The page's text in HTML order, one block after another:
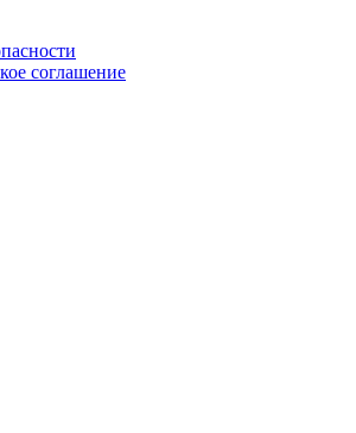
соглашение